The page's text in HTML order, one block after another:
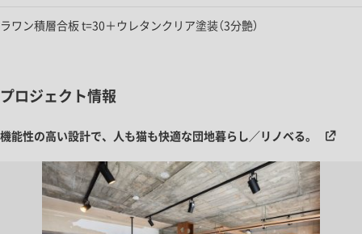
ラワン積層合板 t=30＋ウレタンクリア塗装（3分艶）
プロジェクト情報
機能性の高い設計で、人も猫も快適な団地暮らし／リノベる。